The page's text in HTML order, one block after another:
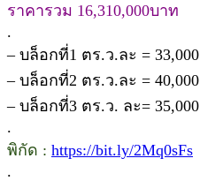
ราคารวม 16,310,000บาท
.
– บล็อกที่1 ตร.ว.ละ = 33,000
– บล็อกที่2 ตร.ว.ละ = 40,000
– บล็อกที่3 ตร.ว. ละ= 35,000
.
พิกัด : https://bit.ly/2Mq0sFs
.